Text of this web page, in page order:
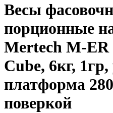
Весы
порционные
Mertech M-ER
Cube, 6кг,
платформа
поверкой